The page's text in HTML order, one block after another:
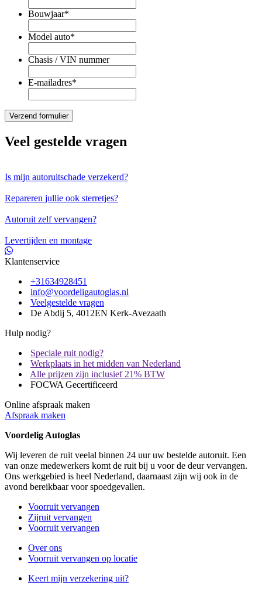
Bouwjaar*
Model auto*
Chasis / VIN nummer
E-mailadres*
Veel gestelde vragen
Is mijn autoruitschade verzekerd?
Repareren jullie ook sterretjes?
Autoruit zelf vervangen?
Levertijden en montage
Klantenservice
+31634928451
info@voordeligautoglas.nl
Veelgestelde vragen
De Abdij 5, 4012EN Kerk-Avezaath
Hulp nodig?
Speciale ruit nodig?
Werkplaats in het midden van Nederland
Alle prijzen zijn inclusief 21% BTW
FOCWA Gecertificeerd
Online afspraak maken
Afspraak maken
Voordelig Autoglas
Wij leveren de ruit veelal binnen 24 uur uw bestelde autoruit. Een
van onze medewerkers komt de ruit bij u voor de deur vervangen.
Ons werkgebied is heel Nederland, daarnaast zijn wij ook in de
avond bereikbaar voor spoedgevallen.
Voorruit vervangen
Zijruit vervangen
Voorruit vervangen
Over ons
Voorruit vervangen op locatie
Keert mijn verzekering uit?